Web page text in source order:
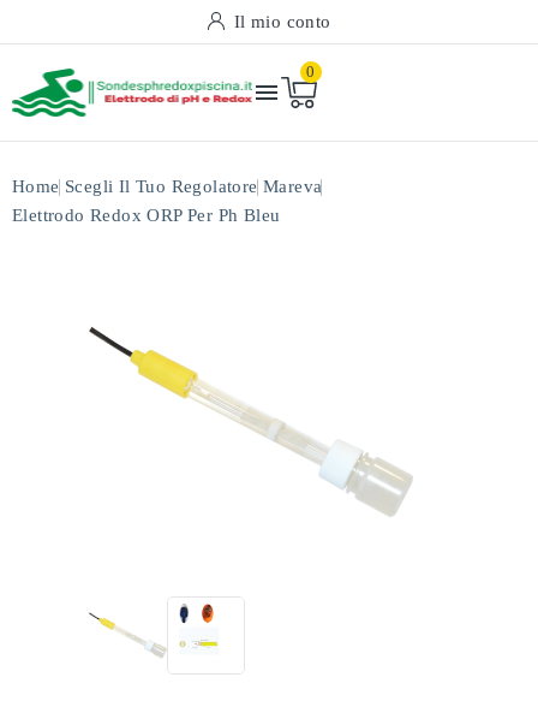
Il mio conto

0
Home Scegli Il Tuo Regolatore Mareva
Elettrodo Redox ORP Per Ph Bleu